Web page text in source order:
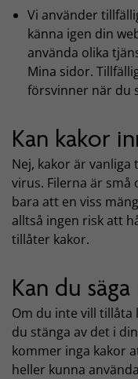
Vi använder
känna igen din
använda olika
Mina sidor.
försvinner när du
Kan kakor
Nej, kakor är
virus. Filerna är små
bara att en viss
alltså ingen risk att
tillåter kakor.
Kan du
Om du inte vill tillåta
du stänga av det i
kommer inga kakor
heller kunna